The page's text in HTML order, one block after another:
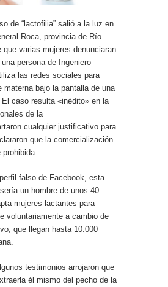
de “lactofilia” salió a la luz en
Roca, provincia de Río
que varias mujeres denunciaran
persona de Ingeniero
las redes sociales para
materna bajo la pantalla de una
El caso resulta «inédito» en la
de la
cualquier justificativo para
que la comercialización
falso de Facebook, esta
un hombre de unos 40
mujeres lactantes para
voluntariamente a cambio de
que llegan hasta 10.000
testimonios arrojaron que
él mismo del pecho de la